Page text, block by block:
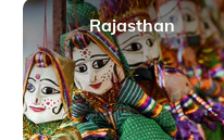
Rajasthan